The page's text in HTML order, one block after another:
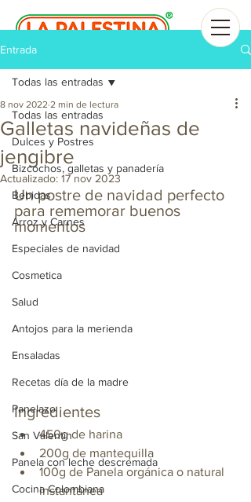
Entrada
Todas las entradas
Dulces y Postres
Bizcochos, galletas y panadería
Bebidas
Arroz y Carnes
Especiales de navidad
Cosmetica
Salud
Antojos para la merienda
Ensaladas
Recetas día de la madre
Panelazo
San Valentin
Panela con leche descremada
Cocina Colombiana
Todas las entradas
Galletas navideñas de
jengibre
8 nov 2022 2 min de lectura
Actualizado: 17 nov 2023
Un postre de navidad perfecto
para rememorar buenos
momentos
Ingredientes
450g de harina
200g de mantequilla
100g de Panela orgánica o natural
instantánea